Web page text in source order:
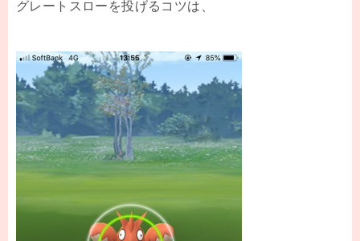
グレートスローを投げるコツは、